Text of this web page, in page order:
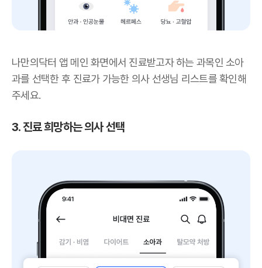
나만의닥터 앱 메인 화면에서 진료받고자 하는 과목인 소아
과를 선택한 후 진료가 가능한 의사 선생님 리스트를 확인해
주세요.
3. 진료 희망하는 의사 선택